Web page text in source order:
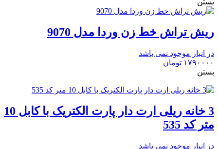
بستن
ریش تراش خط زن وردا مدل 9070
در انبار موجود نمی باشد
۱۷۹۰۰۰۰ تومان
بستن
3 خانه ریلی ارت دار پارت الکتریک با کابل 10
متر کد 535
در انبار موجود نمی باشد